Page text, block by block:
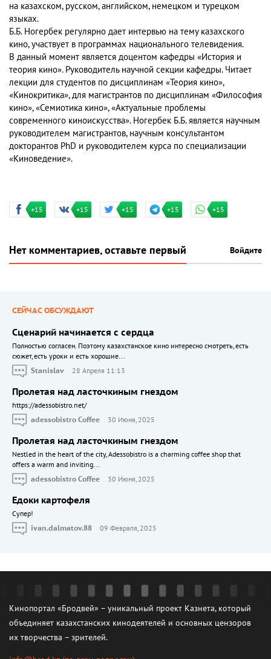
на казахском, русском, английском, немецком и турецком
языках.
Б.Б. Ногербек регулярно дает интервью на тему казахского
кино, участвует в программах национального телевидения.
В данный момент является доцентом кафедры «История и
теория кино». Руководитель научной секции кафедры. Читает
лекции для студентов по дисциплинам «Теория кино»,
«Кинокритика», для магистрантов по дисциплинам «Философия
кино», «Семиотика кино», «Актуальные проблемы
современного киноискусства». Ногербек Б.Б. является научным
руководителем магистрантов, научным консультантом
докторантов PhD и руководителем курса по специализации
«Киноведение».
+15 +15 +15 +15 +15
Нет комментариев, оставьте первый Войдите
СЕЙЧАС ОБСУЖДАЮТ
Сценарий начинается с сердца
Полностью согласен. Поэтому казахстанское кино интересно смотреть, есть
сюжет, есть уроки и есть хорошие...
Stanislav
28 Апреля 11:13
Пролетая над ласточкиным гнездом
https://adessobistro.net/
adessobistro Coffee
30 Июня, 2025
Пролетая над ласточкиным гнездом
Nestled in the heart of the city, Adessobistro is a charming coffee shop that
offers a warm and inviting...
adessobistro Coffee
30 Июня, 2025
Едоки картофеля
Cупер!
ivan.dalmatov.88
09 Февраля, 2025
Кинопортал «Бродвей» – уникальный проект Казнета, который
объединяет казахстанских кинодеятелей и основных цензоров
их творчества – зрителей.